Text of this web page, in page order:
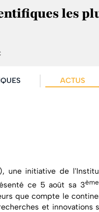
les
ACTUS
une initiative de
ce 5 août sa 3ème
que compte le
et innovations